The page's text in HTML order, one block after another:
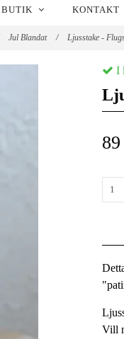
BUTIK KONTAKT
Jul Blandat / Ljusstake -
I
Vill